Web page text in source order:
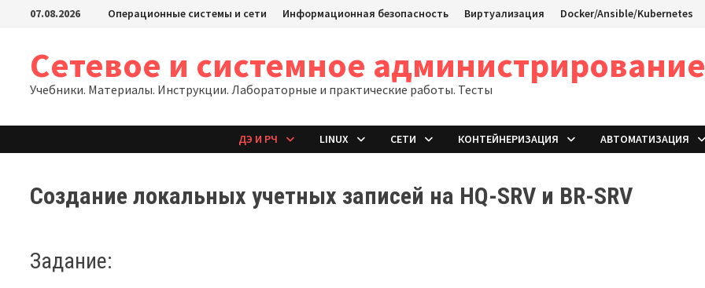
Перейти07.08.2026 Операционные системы и сети Информационная безопасность Виртуализация Docker/Ansible/Kubernetes
Сетевое и системное
Учебники. Материалы. Инструкции. Лабораторные и практические работы. Тесты
ДЭ И РЧ LINUX СЕТИ КОНТЕЙНЕРИЗАЦИЯ АВТОМАТИЗАЦИЯ
Создание локальных учетных записей на HQ-SRV и BR-SRV
Задание: